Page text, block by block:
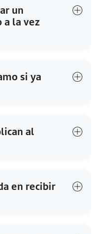
un
a la vez
si ya
al
en recibir